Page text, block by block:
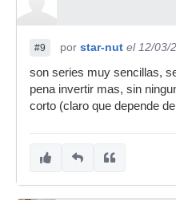
#9 por star-nut el 12/03/
son series muy sencillas,
pena invertir mas, sin
corto (claro que depende